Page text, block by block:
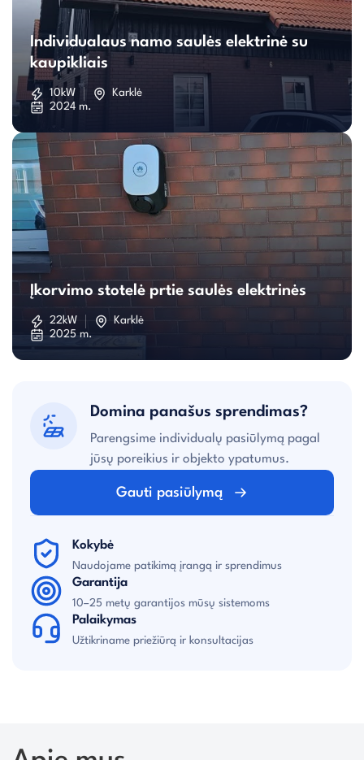
Individualaus
namo
saulės
elektrinė
su
kaupikliais
Individualaus namo saulės elektrinė su
kaupikliais
10kW
Karklė
2024 m.
Įkorvimo
stotelė
Įkorvimo stotelė prtie saulės elektrinės
22kW
Karklė
2025 m.
Domina panašus sprendimas?
Parengsime individualų pasiūlymą pagal
jūsų poreikius ir objekto ypatumus.
Gauti pasiūlymą
Kokybė
Naudojame patikimą įrangą ir sprendimus
Garantija
10–25 metų garantijos mūsų sistemoms
Palaikymas
Užtikriname priežiūrą ir konsultacijas